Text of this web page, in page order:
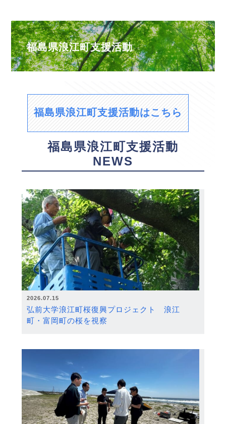
福島県浪江町支援活動
福島県浪江町支援活動はこちら
福島県浪江町支援活動
NEWS
2026.07.15
弘前大学浪江町桜復興プロジェクト 浪江
町・富岡町の桜を視察